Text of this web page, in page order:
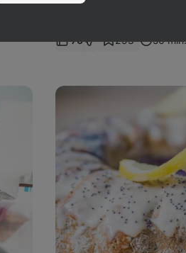
Vláčná
70 293 50 min.
Citronovo-